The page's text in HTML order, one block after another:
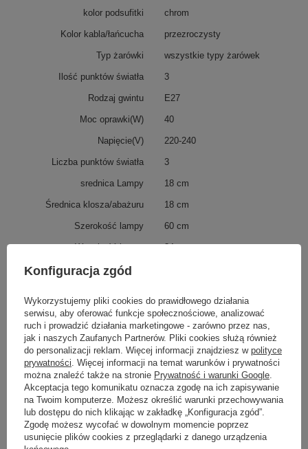
kolor podsufitki chrom
Kolor kabla/łańcucha przezroczysty
Typ żarówki wszystkie typy żarówek
Ilość punktów światła 3
Rodzaj gwintu E27
Moc oprawki(W) 40
Napięcie(V) 220-240
Liczba punktów światła 3
srednica Lampy 18 cm
Średnica klosza/abażuru 18 cm
Szerokość lampy 60 cm
Wysokość lampy 34 cm
Wysokość klosza/abażuru
lampy wliczona)
Styl nowoczesny
Seria produktu ALACOSMO
Pomieszczenie Salon, Jadalnia
Żarówka w zestawie nie
Stopień szczelności IP20
Waga produktu 5 kg
Konfiguracja zgód
Wykorzystujemy pliki cookies do prawidłowego działania
serwisu, aby oferować funkcje społecznościowe, analizować
ruch i prowadzić działania marketingowe - zarówno przez nas,
jak i naszych Zaufanych Partnerów. Pliki cookies służą również
do personalizacji reklam. Więcej informacji znajdziesz w polityce
prywatności . Więcej informacji na temat warunków i prywatności
można znaleźć także na stronie Prywatność i warunki Google
Akceptacja tego komunikatu oznacza zgodę na ich zapisywanie
na Twoim komputerze. Możesz określić warunki przechowywania
lub dostępu do nich klikając w zakładkę „Konfiguracja zgód”.
Zgodę możesz wycofać w dowolnym momencie poprzez
usunięcie plików cookies z przeglądarki z danego urządzenia